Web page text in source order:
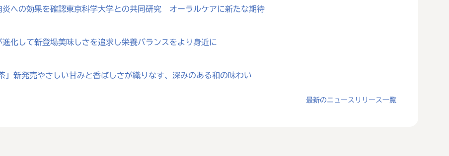
への効果を確認東京科学大学との共同研究 オーラルケアに新たな期待
進化して新登場美味しさを追求し栄養バランスをより身近に
」新発売やさしい甘みと香ばしさが織りなす、深みのある和の味わい
最新のニュースリリース一覧